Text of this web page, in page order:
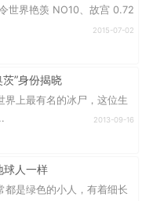
世界艳羡 NO10、故宫 0.72
2015-07-02
”身份揭晓
界上最有名的冰尸，这位生
2013-09-16
球人一样
都是绿色的小人，有着细长